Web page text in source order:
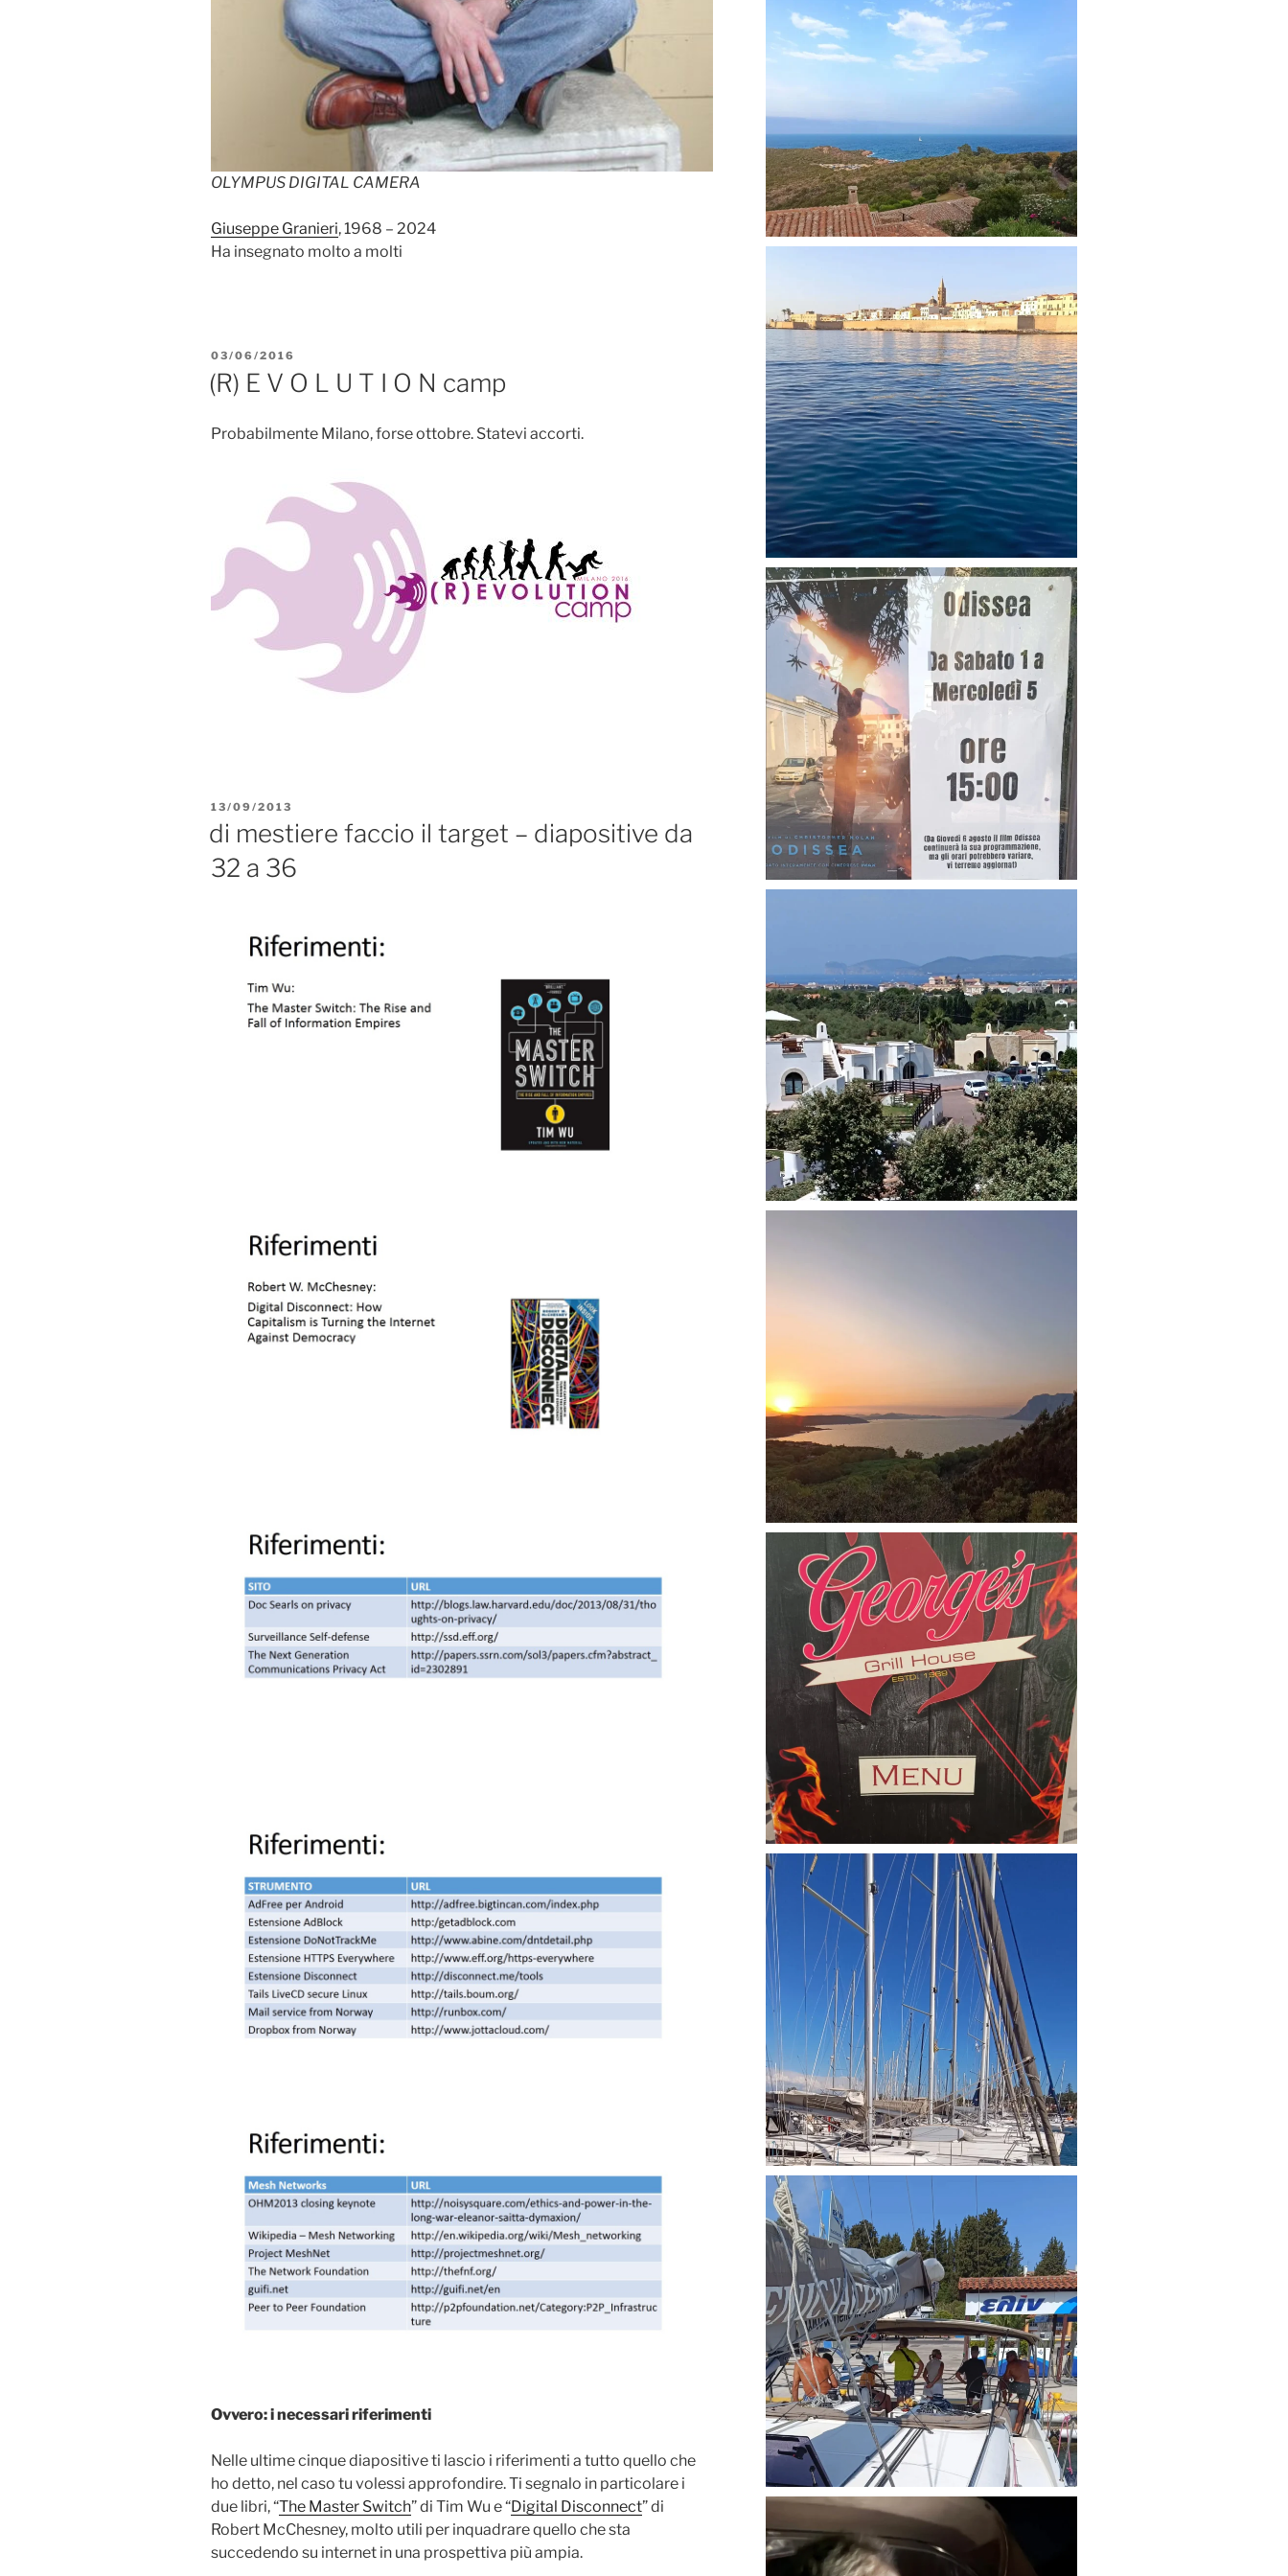
OLYMPUS DIGITAL CAMERA
Giuseppe Granieri, 1968 – 2024
Ha insegnato molto a molti
PUBBLICATO
IL
03/06/2016
(R) E V O L U T I O N camp
Probabilmente Milano, forse ottobre. Statevi accorti.
PUBBLICATO
IL
13/09/2013
di mestiere faccio il target – diapositive da
32 a 36
Ovvero: i necessari riferimenti
Nelle ultime cinque diapositive ti lascio i riferimenti a tutto quello che
ho detto, nel caso tu volessi approfondire. Ti segnalo in particolare i
due libri, “The Master Switch” di Tim Wu e “Digital Disconnect” di
Robert McChesney, molto utili per inquadrare quello che sta
succedendo su internet in una prospettiva più ampia.